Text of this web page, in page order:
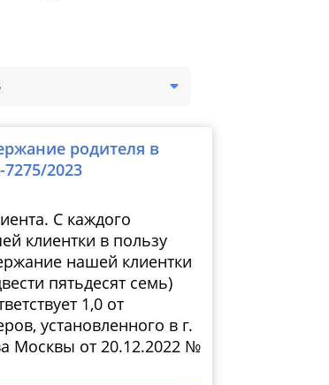
родителя в
2023
С каждого
клиентки в пользу
нашей клиентки
пятьдесят семь)
1,0 от
установленного в г.
Москвы от 20.12.2022 №